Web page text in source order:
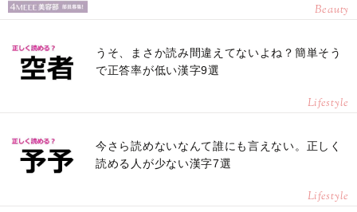
Beauty
うそ、まさか読み間違えてないよね？簡単そう
で正答率が低い漢字9選
Lifestyle
今さら読めないなんて誰にも言えない。正しく
読める人が少ない漢字7選
Lifestyle